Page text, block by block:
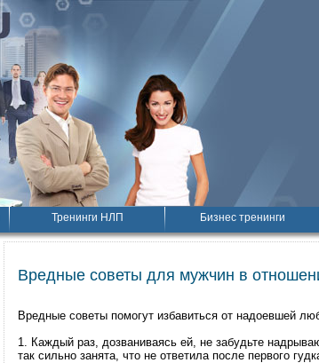
Тренинги НЛП Бизнес тренинги
Вредные советы для мужчин в
Вредные советы помогут избавиться от надоевшей
1. Каждый раз, дозваниваясь ей, не забудьте
так сильно занята, что не ответила после первого